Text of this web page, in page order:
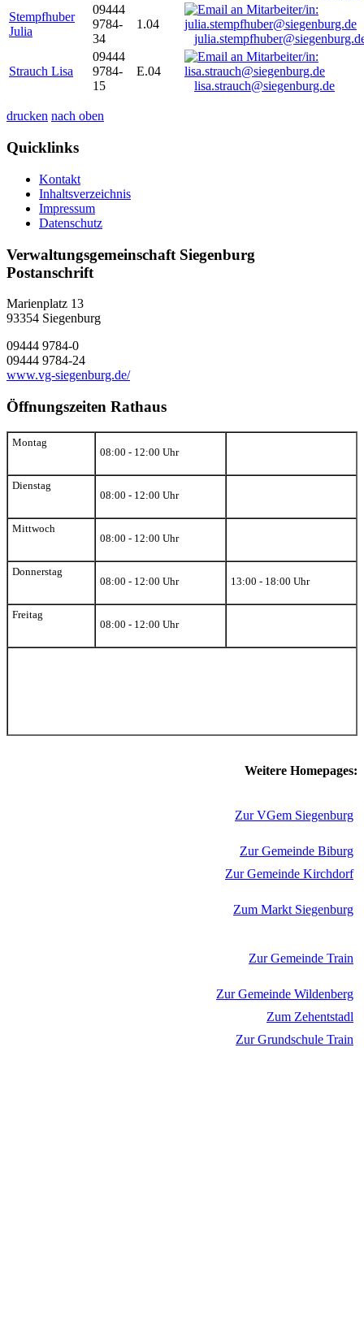
Stempfhuber
Julia
09444
9784-
34
1.04
Strauch Lisa
09444
9784-
15
E.04
lisa.strauch@siegenburg.de
drucken nach oben
Quicklinks
Kontakt
Inhaltsverzeichnis
Impressum
Datenschutz
Verwaltungsgemeinschaft Siegenburg
Postanschrift
Marienplatz 13
93354 Siegenburg
09444 9784-0
09444 9784-24
www.vg-siegenburg.de/
Öffnungszeiten Rathaus
Montag
08:00 - 12:00 Uhr
Dienstag
08:00 - 12:00 Uhr
Mittwoch
08:00 - 12:00 Uhr
Donnerstag
08:00 - 12:00 Uhr
13:00 - 18:00 Uhr
Freitag
08:00 - 12:00 Uhr
Weitere Homepages:
Zur VGem Siegenburg
Zur Gemeinde Biburg
Zur Gemeinde Kirchdorf
Zum Markt Siegenburg
Zur Gemeinde Train
Zur Gemeinde Wildenberg
Zum Zehentstadl
Zur Grundschule Train